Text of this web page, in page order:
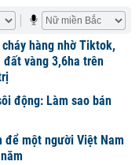
hàng nhờ Tiktok,
vàng 3,6ha trên
động: Làm sao bán
để một người Việt Nam